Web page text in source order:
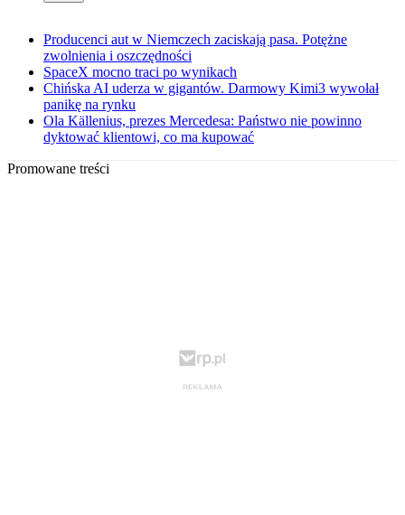
Producenci aut w Niemczech zaciskają pasa. Potężne
zwolnienia i oszczędności
SpaceX mocno traci po wynikach
Chińska AI uderza w gigantów. Darmowy Kimi3 wywołał
panikę na rynku
Ola Källenius, prezes Mercedesa: Państwo nie powinno
dyktować klientowi, co ma kupować
Promowane treści